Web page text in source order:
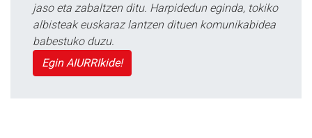
jaso eta zabaltzen ditu. Harpidedun eginda, tokiko
albisteak euskaraz lantzen dituen komunikabidea
babestuko duzu.
Egin AIURRIkide!